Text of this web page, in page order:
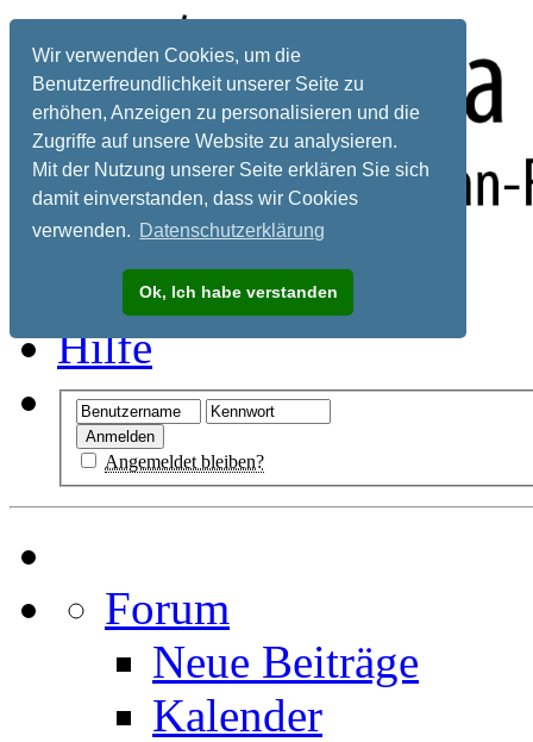
Wir verwenden Cookies, um die
Benutzerfreundlichkeit unserer Seite zu
erhöhen, Anzeigen zu personalisieren und die
Zugriffe auf unsere Website zu analysieren.
Mit der Nutzung unserer Seite erklären Sie sich
damit einverstanden, dass wir Cookies
verwenden. Datenschutzerklärung
Ok, Ich habe verstanden
Registrieren
Hilfe
Angemeldet bleiben?
Forum
Neue Beiträge
Kalender